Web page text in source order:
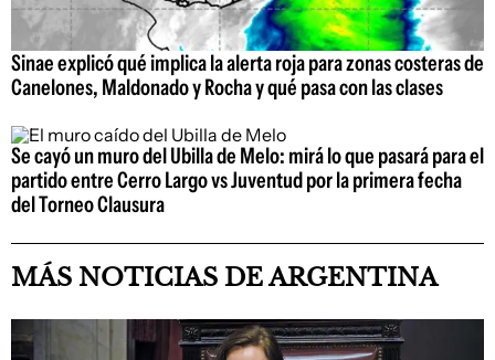
Sinae explicó qué implica la alerta roja para zonas costeras de
Canelones, Maldonado y Rocha y qué pasa con las clases
Se cayó un muro del Ubilla de Melo: mirá lo que pasará para el
partido entre Cerro Largo vs Juventud por la primera fecha
del Torneo Clausura
MÁS NOTICIAS DE ARGENTINA